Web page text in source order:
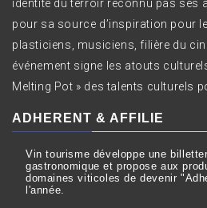
identité du terroir reconnu pas ses
pour sa source d’inspiration pour
plasticiens, musiciens, filière du
événement signe les atouts
Melting Pot » des talents culturels
ADHERENT & AFFILIE
Vin tourisme développe une
gastronomique et propose aux
domaines viticoles de devenir
l'année.